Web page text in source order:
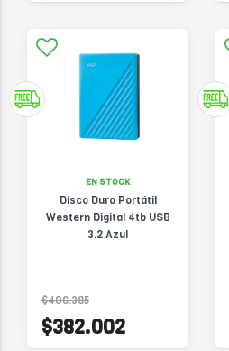
EN STOCK
Disco Duro Portátil
Western Digital 4tb USB
3.2 Azul
$406.385
$382.002